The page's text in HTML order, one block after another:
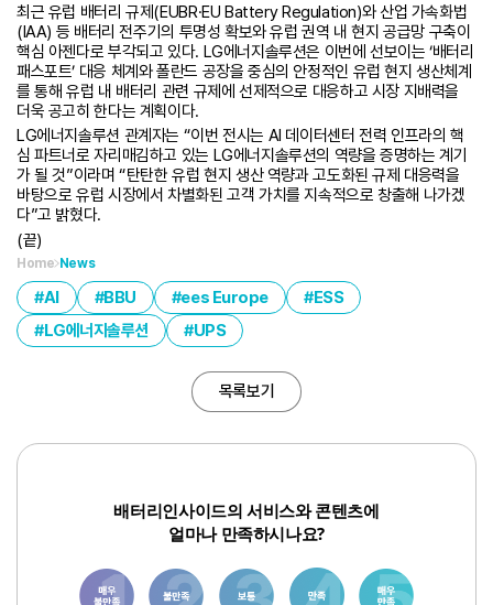
최근 유럽 배터리 규제(EUBR·EU Battery Regulation)와 산업 가속화법
(IAA) 등 배터리 전주기의 투명성 확보와 유럽 권역 내 현지 공급망 구축이
핵심 아젠다로 부각되고 있다. LG에너지솔루션은 이번에 선보이는 ‘배터리
패스포트’ 대응 체계와 폴란드 공장을 중심의 안정적인 유럽 현지 생산체계
를 통해 유럽 내 배터리 관련 규제에 선제적으로 대응하고 시장 지배력을
더욱 공고히 한다는 계획이다.
LG에너지솔루션 관계자는 “이번 전시는 AI 데이터센터 전력 인프라의 핵
심 파트너로 자리매김하고 있는 LG에너지솔루션의 역량을 증명하는 계기
가 될 것”이라며 “탄탄한 유럽 현지 생산 역량과 고도화된 규제 대응력을
바탕으로 유럽 시장에서 차별화된 고객 가치를 지속적으로 창출해 나가겠
다”고 밝혔다.
(끝)
Home News
AI BBU ees Europe
ESS
LG에너지솔루션
UPS
목록보기
배터리인사이드의 서비스와 콘텐츠에
얼마나 만족하시나요?
1 3 6 8 10